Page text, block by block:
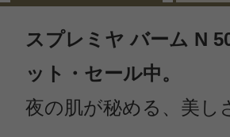
スプレミヤ バーム N
ット・セール中。
夜の肌が秘める、美し